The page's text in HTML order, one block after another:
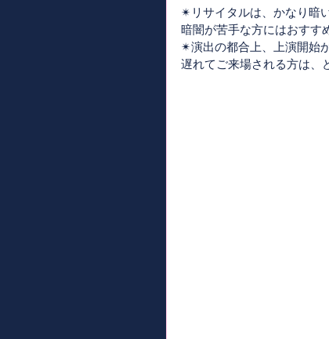
✴︎リサイタルは、かなり暗
暗闇が苦手な方にはおすす
✴︎演出の都合上、上演開始
遅れてご来場される方は、